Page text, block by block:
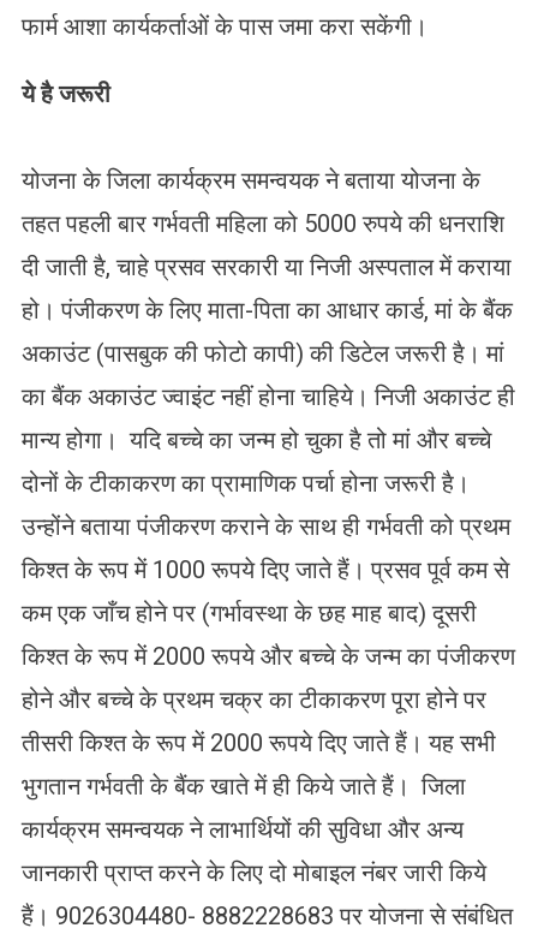
फार्म आशा कार्यकर्ताओं के पास जमा करा सकेंगी।
ये है जरूरी
योजना के जिला कार्यक्रम समन्वयक ने बताया योजना के
तहत पहली बार गर्भवती महिला को 5000 रुपये की धनराशि
दी जाती है, चाहे प्रसव सरकारी या निजी अस्पताल में कराया
हो। पंजीकरण के लिए माता-पिता का आधार कार्ड, मां के बैंक
अकाउंट (पासबुक की फोटो कापी) की डिटेल जरूरी है। मां
का बैंक अकाउंट ज्वाइंट नहीं होना चाहिये। निजी अकाउंट ही
मान्य होगा। यदि बच्चे का जन्म हो चुका है तो मां और बच्चे
दोनों के टीकाकरण का प्रामाणिक पर्चा होना जरूरी है।
उन्होंने बताया पंजीकरण कराने के साथ ही गर्भवती को प्रथम
किश्त के रूप में 1000 रूपये दिए जाते हैं। प्रसव पूर्व कम से
कम एक जाँच होने पर (गर्भावस्था के छह माह बाद) दूसरी
किश्त के रूप में 2000 रूपये और बच्चे के जन्म का पंजीकरण
होने और बच्चे के प्रथम चक्र का टीकाकरण पूरा होने पर
तीसरी किश्त के रूप में 2000 रूपये दिए जाते हैं। यह सभी
भुगतान गर्भवती के बैंक खाते में ही किये जाते हैं। जिला
कार्यक्रम समन्वयक ने लाभार्थियों की सुविधा और अन्य
जानकारी प्राप्त करने के लिए दो मोबाइल नंबर जारी किये
हैं। 9026304480- 8882228683 पर योजना से संबंधित